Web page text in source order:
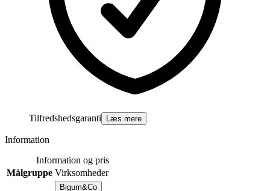
Tilfredshedsgaranti Læs mere
Information
Information og pris
Målgruppe Virksomheder
Bigum&Co